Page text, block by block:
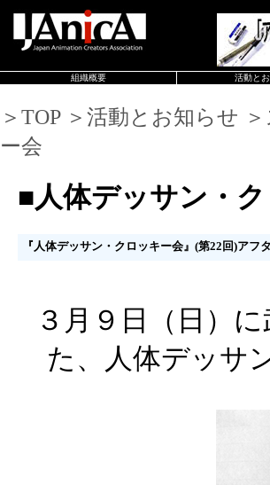
組織概要 活動と
＞TOP ＞活動とお知らせ
ー会
■人体デッサン・
『人体デッサン・クロッキー会』(第22回)アフ
３月９日（日）
た、人体デッサ